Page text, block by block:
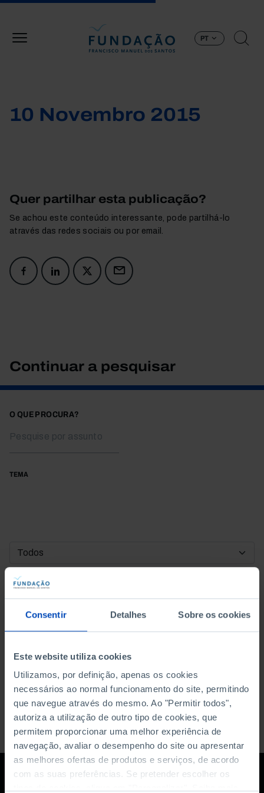
Consentir Detalhes Sobre os cookies
Este website utiliza cookies
Utilizamos, por definição, apenas os cookies
necessários ao normal funcionamento do site, permitindo
que navegue através do mesmo. Ao "Permitir todos",
autoriza a utilização de outro tipo de cookies, que
permitem proporcionar uma melhor experiência de
navegação, avaliar o desempenho do site ou apresentar
as melhores ofertas de produtos e serviços, de acordo
com as suas preferências. Se pretender escolher os
PT
10 Novembro 2015
Quer partilhar esta publicação?
Se achou este conteúdo interessante, pode partilhá-lo
através das redes sociais ou por email.
Continuar a pesquisar
O QUE PROCURA?
TEMA
DATA DE INÍCIO
DATA DE FIM